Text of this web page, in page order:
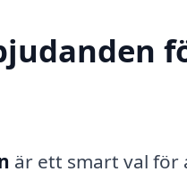
är ett smart val för